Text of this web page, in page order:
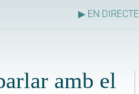
▶ EN DIRECTE
amb el